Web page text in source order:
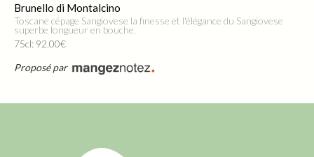
Brunello di Montalcino
Toscane cépage Sangiovese la finesse et l'élégance du Sangiovese
superbe longueur en bouche.
75cl: 92.00€
Proposé par